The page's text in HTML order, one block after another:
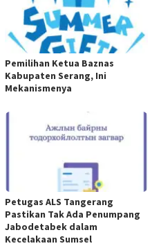
Pemilihan Ketua Baznas
Kabupaten Serang, Ini
Mekanismenya
Petugas ALS Tangerang
Pastikan Tak Ada Penumpang
Jabodetabek dalam
Kecelakaan Sumsel